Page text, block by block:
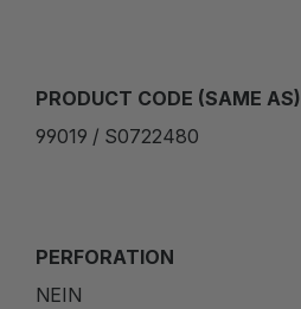
PRODUCT CODE (SAME AS)
99019 / S0722480
PERFORATION
NEIN